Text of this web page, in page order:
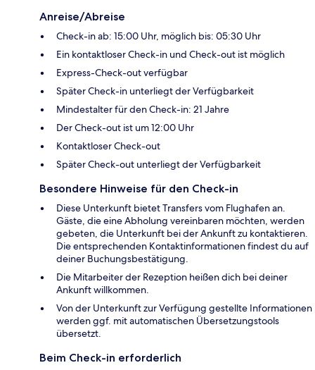
Anreise/Abreise
Check-in ab: 15:00 Uhr, möglich bis: 05:30 Uhr
Ein kontaktloser Check-in und Check-out ist möglich
Express-Check-out verfügbar
Später Check-in unterliegt der Verfügbarkeit
Mindestalter für den Check-in: 21 Jahre
Der Check-out ist um 12:00 Uhr
Kontaktloser Check-out
Später Check-out unterliegt der Verfügbarkeit
Besondere Hinweise für den Check-in
Diese Unterkunft bietet Transfers vom Flughafen an.
Gäste, die eine Abholung vereinbaren möchten, werden
gebeten, die Unterkunft bei der Ankunft zu kontaktieren.
Die entsprechenden Kontaktinformationen findest du auf
deiner Buchungsbestätigung.
Die Mitarbeiter der Rezeption heißen dich bei deiner
Ankunft willkommen.
Von der Unterkunft zur Verfügung gestellte Informationen
werden ggf. mit automatischen Übersetzungstools
übersetzt.
Beim Check-in erforderlich